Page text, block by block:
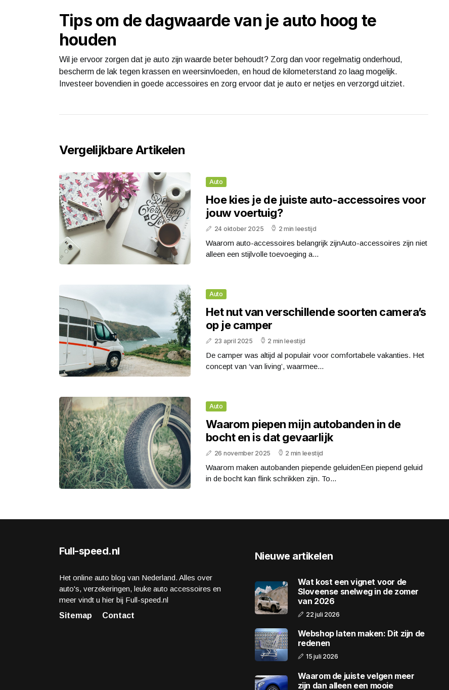
Tips om de dagwaarde van je auto hoog te
houden
Wil je ervoor zorgen dat je auto zijn waarde beter behoudt? Zorg dan voor regelmatig onderhoud,
bescherm de lak tegen krassen en weersinvloeden, en houd de kilometerstand zo laag mogelijk.
Investeer bovendien in goede accessoires en zorg ervoor dat je auto er netjes en verzorgd uitziet.
Vergelijkbare Artikelen
Auto
Hoe kies je de juiste auto-accessoires voor
jouw voertuig?
24 oktober 2025 2 min leestijd
Waarom auto-accessoires belangrijk zijnAuto-accessoires zijn niet
alleen een stijlvolle toevoeging a...
Auto
Het nut van verschillende soorten camera’s
op je camper
23 april 2025 2 min leestijd
De camper was altijd al populair voor comfortabele vakanties. Het
concept van ‘van living’, waarmee...
Auto
Waarom piepen mijn autobanden in de
bocht en is dat gevaarlijk
26 november 2025 2 min leestijd
Waarom maken autobanden piepende geluidenEen piepend geluid
in de bocht kan flink schrikken zijn. To...
Full-speed.nl
Het online auto blog van Nederland. Alles over
auto's, verzekeringen, leuke auto accessoires en
meer vindt u hier bij Full-speed.nl
Sitemap
Contact
Nieuwe artikelen
Wat kost een vignet voor de
Sloveense snelweg in de zomer
van 2026
22 juli 2026
Webshop laten maken: Dit zijn de
redenen
15 juli 2026
Waarom de juiste velgen meer
zijn dan alleen een mooie